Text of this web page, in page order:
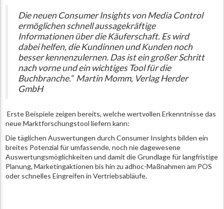
Die neuen Consumer Insights von Media Control
ermöglichen schnell aussagekräftige
Informationen über die Käuferschaft. Es wird
dabei helfen, die Kundinnen und Kunden noch
besser kennenzulernen. Das ist ein großer Schritt
nach vorne und ein wichtiges Tool für die
Buchbranche.“ Martin Momm, Verlag Herder
GmbH
Erste Beispiele zeigen bereits, welche wertvollen Erkenntnisse das
neue Marktforschungstool liefern kann:
Die täglichen Auswertungen durch Consumer Insights bilden ein
breites Potenzial für umfassende, noch nie dagewesene
Auswertungsmöglichkeiten und damit die Grundlage für langfristige
Planung, Marketingaktionen bis hin zu adhoc-Maßnahmen am POS
oder schnelles Eingreifen in Vertriebsabläufe.